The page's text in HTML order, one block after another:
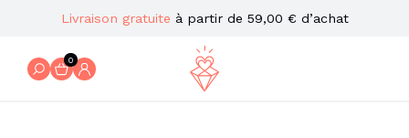
Livraison gratuite à partir de 59,00 € d’achat
0